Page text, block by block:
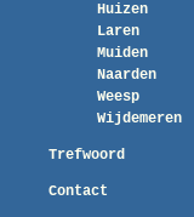
Huizen
Laren
Muiden
Naarden
Weesp
Wijdemeren
Trefwoord
Contact